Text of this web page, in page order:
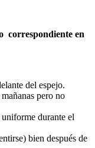
correspondiente en
del espejo.
pero no
durante el
bien después de